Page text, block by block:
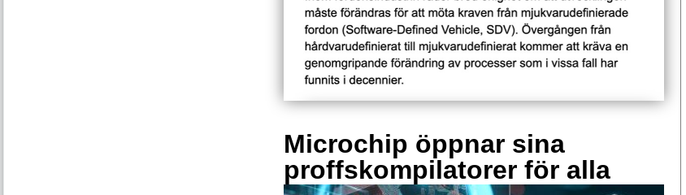
Microchip öppnar sina
proffskompilatorer för alla